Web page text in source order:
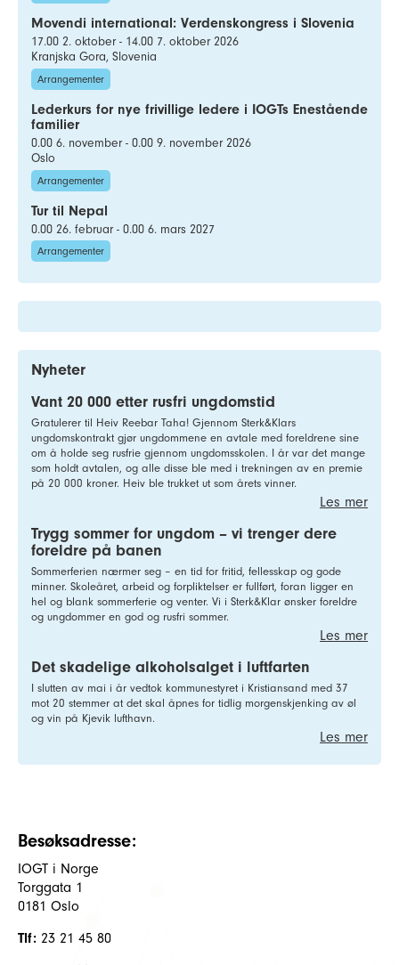
Movendi international: Verdenskongress i Slovenia
17.00 2. oktober - 14.00 7. oktober 2026
Kranjska Gora, Slovenia
Arrangementer
Lederkurs for nye frivillige ledere i IOGTs Enestående
familier
0.00 6. november - 0.00 9. november 2026
Oslo
Arrangementer
Tur til Nepal
0.00 26. februar - 0.00 6. mars 2027
Arrangementer
Nyheter
Vant 20 000 etter rusfri ungdomstid
Gratulerer til Heiv Reebar Taha! Gjennom Sterk&Klars
ungdomskontrakt gjør ungdommene en avtale med foreldrene sine
om å holde seg rusfrie gjennom ungdomsskolen. I år var det mange
som holdt avtalen, og alle disse ble med i trekningen av en premie
på 20 000 kroner. Heiv ble trukket ut som årets vinner.
Les mer
Trygg sommer for ungdom – vi trenger dere
foreldre på banen
Sommerferien nærmer seg – en tid for fritid, fellesskap og gode
minner. Skoleåret, arbeid og forpliktelser er fullført, foran ligger en
hel og blank sommerferie og venter. Vi i Sterk&Klar ønsker foreldre
og ungdommer en god og rusfri sommer.
Les mer
Det skadelige alkoholsalget i luftfarten
I slutten av mai i år vedtok kommunestyret i Kristiansand med 37
mot 20 stemmer at det skal åpnes for tidlig morgenskjenking av øl
og vin på Kjevik lufthavn.
Les mer
Besøksadresse:
IOGT i Norge
Torggata 1
0181 Oslo
Tlf: 23 21 45 80